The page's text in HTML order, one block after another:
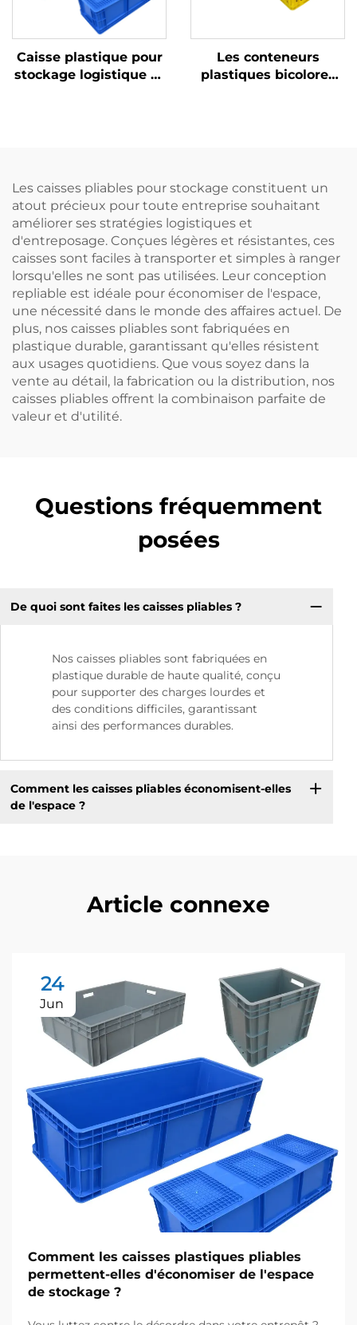
Caisse plastique pour
stockage logistique et
Les conteneurs
plastiques bicolores
Les caisses pliables pour stockage constituent un
atout précieux pour toute entreprise souhaitant
améliorer ses stratégies logistiques et
d'entreposage. Conçues légères et résistantes, ces
caisses sont faciles à transporter et simples à ranger
lorsqu'elles ne sont pas utilisées. Leur conception
repliable est idéale pour économiser de l'espace,
une nécessité dans le monde des affaires actuel. De
plus, nos caisses pliables sont fabriquées en
plastique durable, garantissant qu'elles résistent
aux usages quotidiens. Que vous soyez dans la
vente au détail, la fabrication ou la distribution, nos
caisses pliables offrent la combinaison parfaite de
valeur et d'utilité.
Questions fréquemment
posées
De quoi sont faites les caisses pliables ?
Nos caisses pliables sont fabriquées en
plastique durable de haute qualité, conçu
pour supporter des charges lourdes et
des conditions difficiles, garantissant
ainsi des performances durables.
Comment les caisses pliables économisent-elles
de l'espace ?
Article connexe
24
Jun
Comment les caisses plastiques pliables
permettent-elles d'économiser de l'espace
de stockage ?